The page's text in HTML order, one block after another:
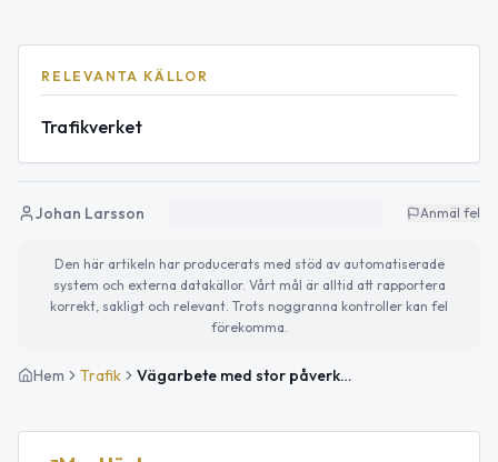
RELEVANTA KÄLLOR
Trafikverket
Johan Larsson Anmäl fel
Den här artikeln har producerats med stöd av automatiserade
system och externa datakällor. Vårt mål är alltid att rapportera
korrekt, sakligt och relevant. Trots noggranna kontroller kan fel
förekomma.
Hem Trafik Vägarbete med stor påverkan på E4 vid Trafikplats Tomteboda